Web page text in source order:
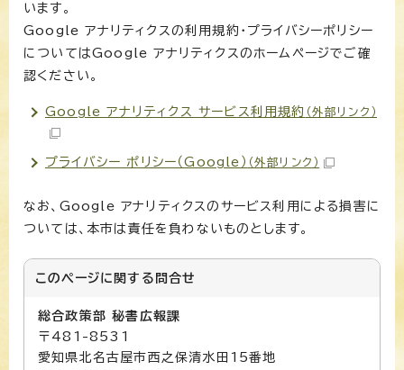
います。
Google アナリティクスの利用規約・プライバシーポリシー
についてはGoogle アナリティクスのホームページでご確
認ください。
Google アナリティクス サービス利用規約 （外部リンク）
プライバシー ポリシー（Google） （外部リンク）
なお、Google アナリティクスのサービス利用による損害に
ついては、本市は責任を負わないものとします。
このページに関する 問合せ
総合政策部 秘書広報課
〒481-8531
愛知県北名古屋市西之保清水田15番地